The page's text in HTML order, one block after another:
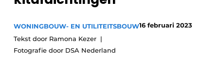
Privacy / Cookie statement
storymetadata
Modulair bouwen
WONINGBOUW- EN UTILITEITSBOUW16 februari 2023
Tekst door Ramona Kezer
Fotografie door DSA Nederland